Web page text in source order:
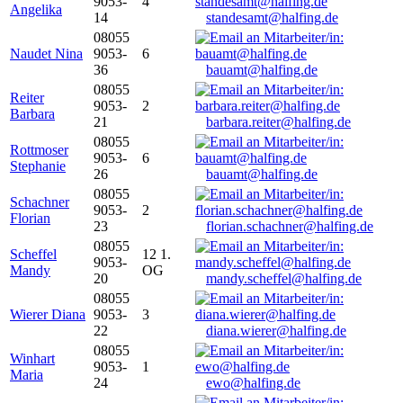
Angelika
14
standesamt@halfing.de
Naudet Nina
08055
9053-
36
6
bauamt@halfing.de
Reiter
Barbara
08055
9053-
21
2
barbara.reiter@halfing.de
Rottmoser
Stephanie
08055
9053-
26
6
bauamt@halfing.de
Schachner
Florian
08055
9053-
23
2
florian.schachner@halfing.de
Scheffel
Mandy
08055
9053-
20
12 1.
OG
mandy.scheffel@halfing.de
Wierer Diana
08055
9053-
22
3
diana.wierer@halfing.de
Winhart
Maria
08055
9053-
24
1
ewo@halfing.de